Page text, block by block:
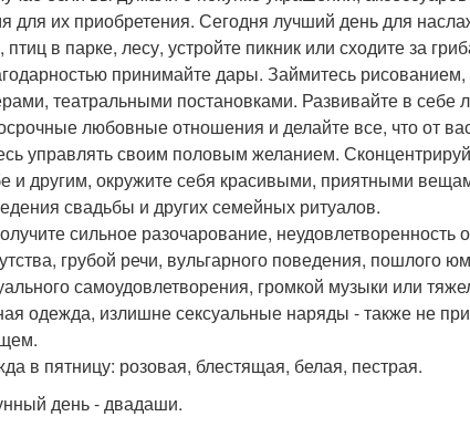
для их приобретения. Сегодня лучший день для
птиц в парке, лесу, устройте пикник или сходите за
принимайте дары. Займитесь
театральными постановками. Развивайте в себе
любовные отношения и делайте все, что от
управлять своим половым желанием.
и другим, окружите себя красивыми, приятными
свадьбы и других семейных ритуалов.
сильное разочарование, неудовлетворенность
грубой речи, вульгарного поведения, пошлого
самоудовлетворения, громкой музыки или
одежда, излишне сексуальные наряды - также не
в пятницу: розовая, блестящая, белая, пестрая.
день - двадаши.